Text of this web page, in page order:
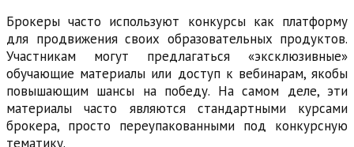
Брокеры часто используют конкурсы как платформу
для продвижения своих образовательных продуктов.
Участникам могут предлагаться «эксклюзивные»
обучающие материалы или доступ к вебинарам, якобы
повышающим шансы на победу. На самом деле, эти
материалы часто являются стандартными курсами
брокера, просто переупакованными под конкурсную
тематику.